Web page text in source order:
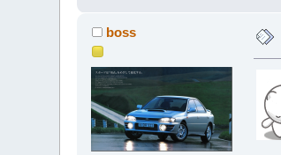
boss